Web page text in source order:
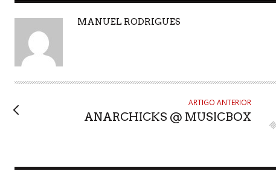
AUTHOR
MANUEL RODRIGUES
ARTIGO ANTERIOR
ANARCHICKS @ MUSICBOX